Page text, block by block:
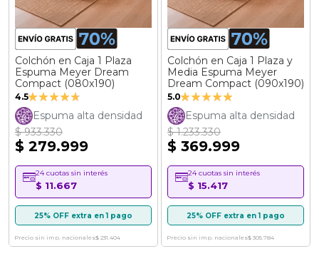
Colchón en Caja 1 Plaza
Espuma Meyer Dream
Compact (080x190)
Valoración:
89%
4.5
Espuma alta densidad
$ 933.330
$ 279.999
24 cuotas sin interés
$ 11.667
25% OFF extra en 1 pago
Precio sin imp. nacionales $ 231.404
Colchón en Caja 1 Plaza y
Media Espuma Meyer
Dream Compact (090x190)
Valoración:
100%
5.0
Espuma alta densidad
$ 1.233.330
$ 369.999
24 cuotas sin interés
$ 15.417
25% OFF extra en 1 pago
Precio sin imp. nacionales $ 305.784